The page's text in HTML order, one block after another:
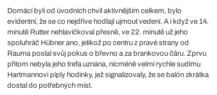
Domácí byli od úvodních chvil aktivnějším celkem, bylo
evidentní, že se co nejdříve hodlají ujmout vedení. A i když ve 14.
minutě Rutter nehlavičkoval přesně, ve 22. minutě už jeho
spoluhráč Hübner ano, jelikož po centru z pravé strany od
Rauma poslal svůj pokus o břevno a za brankovou čáru. Zprvu
přitom nebyla jeho trefa uznána, nicméně velmi rychle sudímu
Hartmannovi píply hodinky, jež signalizovaly, že se balón zkrátka
dostal do potřebných míst.